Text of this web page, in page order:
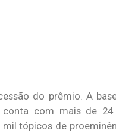
do prêmio. A
conta com mais de
tópicos de